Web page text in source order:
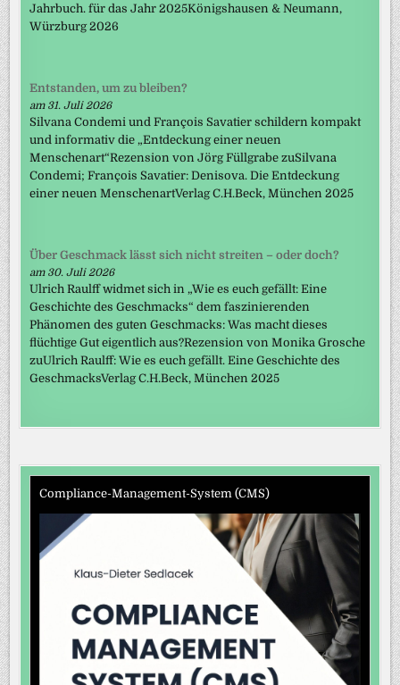
Jahrbuch. für das Jahr 2025Königshausen & Neumann,
Würzburg 2026
Entstanden, um zu bleiben?
am 31. Juli 2026
Silvana Condemi und François Savatier schildern kompakt
und informativ die „Entdeckung einer neuen
Menschenart“Rezension von Jörg Füllgrabe zuSilvana
Condemi; François Savatier: Denisova. Die Entdeckung
einer neuen MenschenartVerlag C.H.Beck, München 2025
Über Geschmack lässt sich nicht streiten – oder doch?
am 30. Juli 2026
Ulrich Raulff widmet sich in „Wie es euch gefällt: Eine
Geschichte des Geschmacks“ dem faszinierenden
Phänomen des guten Geschmacks: Was macht dieses
flüchtige Gut eigentlich aus?Rezension von Monika Grosche
zuUlrich Raulff: Wie es euch gefällt. Eine Geschichte des
GeschmacksVerlag C.H.Beck, München 2025
Compliance-Management-System (CMS)